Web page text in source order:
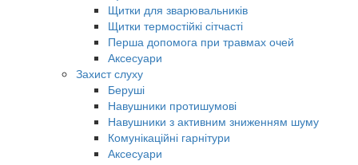
Щитки для зварювальників
Щитки термостійкі сітчасті
Перша допомога при травмах очей
Аксесуари
Захист слуху
Беруші
Навушники протишумові
Навушники з активним зниженням шуму
Комунікаційні гарнітури
Аксесуари